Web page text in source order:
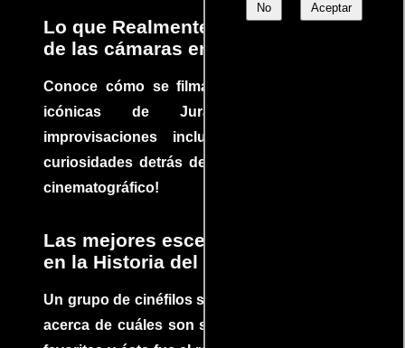
No Aceptar
Lo que Realmente Sucedió detrás
de las cámaras en Jurassic Park
Conoce cómo se filmaron algunas escenas
icónicas de Jurassic Park, con
improvisaciones incluidas. ¡Descubre las
curiosidades detrás del rodaje de un clásico
cinematográfico!
Las mejores escenas de acción
en la Historia del cine
Un grupo de cinéfilos se juntaron para debatir
acerca de cuáles son sus escenas de acción